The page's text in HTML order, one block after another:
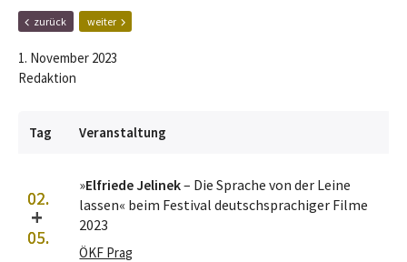
zurück
ü
e
weiter N
r
i
g
1. November 2023
Redaktion
Tag Veranstaltung
02.
+
05.
»Elfriede Jelinek– Die Sprache von der Leine
lassen« beim Festival deutschsprachiger Filme
2023
ÖKF Prag